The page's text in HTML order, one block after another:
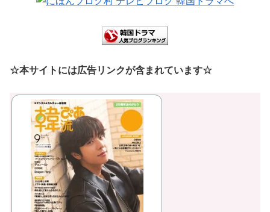
☆本サイトには広告リンクが含まれています☆